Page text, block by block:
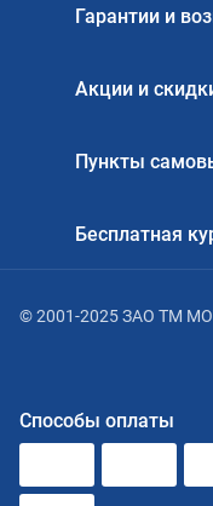
Гарантии и
Акции и
Пункты
Бесплатная
© 2001-2025 ЗАО ТМ
Способы оплаты